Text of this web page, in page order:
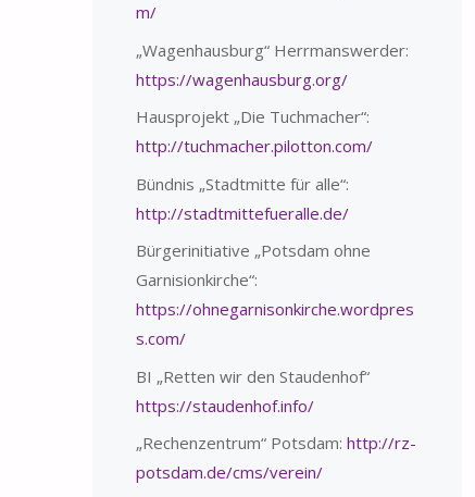
m/
„Wagenhausburg“ Herrmanswerder:
https://wagenhausburg.org/
Hausprojekt „Die Tuchmacher“:
http://tuchmacher.pilotton.com/
Bündnis „Stadtmitte für alle“:
http://stadtmittefueralle.de/
Bürgerinitiative „Potsdam ohne
Garnisionkirche“:
https://ohnegarnisonkirche.wordpres
s.com/
BI „Retten wir den Staudenhof“
https://staudenhof.info/
„Rechenzentrum“ Potsdam: http://rz-
potsdam.de/cms/verein/